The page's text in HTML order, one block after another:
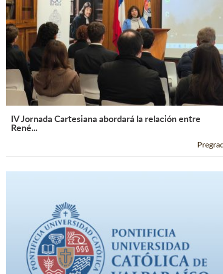
Leer Más +
IV Jornada Cartesiana abordará la relación entre
René...